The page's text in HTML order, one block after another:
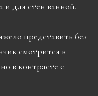
и для стен ванной.
представить без
смотрится в
в контрасте с